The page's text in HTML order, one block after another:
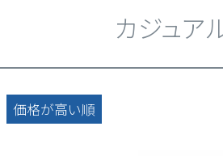
ウェア
moz
new
ワークシューズ
ウェア
カジュア
価格が高い順